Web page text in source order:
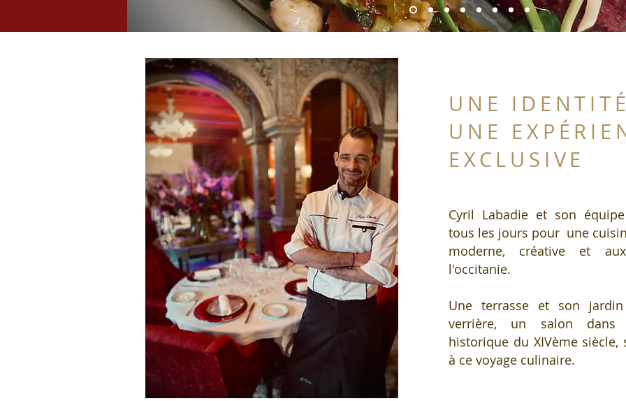
UNE
UNE
EXCLUSIVE
Cyril Labadie et son
tous les jours pour une
moderne, créative et
l'occitanie.
Une terrasse et son
verrière, un salon dans
historique du XIVème siècle,
à ce voyage culinaire.